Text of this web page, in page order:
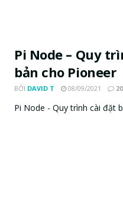
Pi Node – Quy
bản cho Pioneer
BỞI DAVID T 08/09/2021 20
Pi Node - Quy trình cài đặt